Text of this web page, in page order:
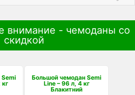
внимание - чемоданы со
скидкой
кг
Большой чемодан Semi
Line – 96 л, 4 кг
Блакитний